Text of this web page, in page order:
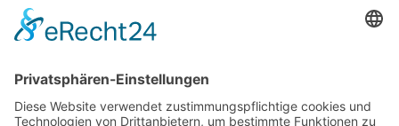
Rezepte
Spanien
Südtirol